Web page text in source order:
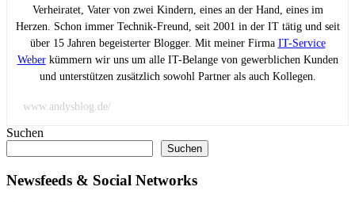
Verheiratet, Vater von zwei Kindern, eines an der Hand, eines im
Herzen. Schon immer Technik-Freund, seit 2001 in der IT tätig und seit
über 15 Jahren begeisterter Blogger. Mit meiner Firma IT-Service
Weberkümmern wir uns um alle IT-Belange von gewerblichen Kunden
und unterstützen zusätzlich sowohl Partner als auch Kollegen.
www.andysblog.de/
Suchen
Suchen
Newsfeeds & Social Networks